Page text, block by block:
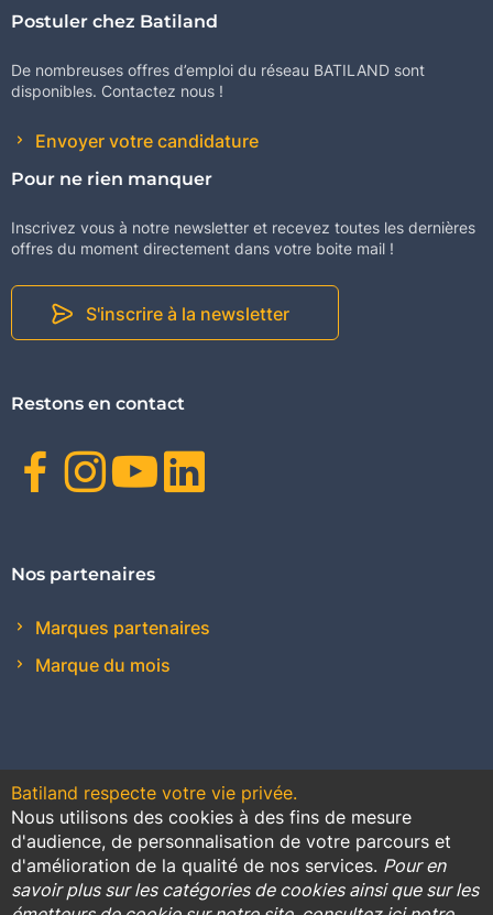
Postuler chez Batiland
De nombreuses offres d’emploi du réseau BATILAND sont
disponibles. Contactez nous !
Envoyer votre candidature
Pour ne rien manquer
Inscrivez vous à notre newsletter et recevez toutes les dernières
offres du moment directement dans votre boite mail !
S'inscrire à la newsletter
Restons en contact
Facebook
Instagram
Youtube
Nos partenaires
Marques partenaires
Marque du mois
Contact Conditions générales de vente
Promotions
Batiland respecte votre vie privée.
Nous utilisons des cookies à des fins de mesure
d'audience, de personnalisation de votre parcours et
d'amélioration de la qualité de nos services. Pour en
savoir plus sur les catégories de cookies ainsi que sur les